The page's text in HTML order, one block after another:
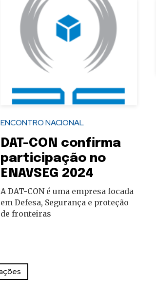
ENCONTRO NACIONAL
DAT-CON confirma
participação no
ENAVSEG 2024
A DAT-CON é uma empresa focada
em Defesa, Segurança e proteção
de fronteiras